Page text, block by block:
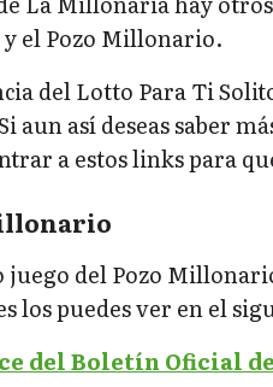
el Pozo Millonario.
del Lotto Para Ti
aun así deseas saber
a estos links para
del Pozo
los puedes ver en el
del Boletín Oficial